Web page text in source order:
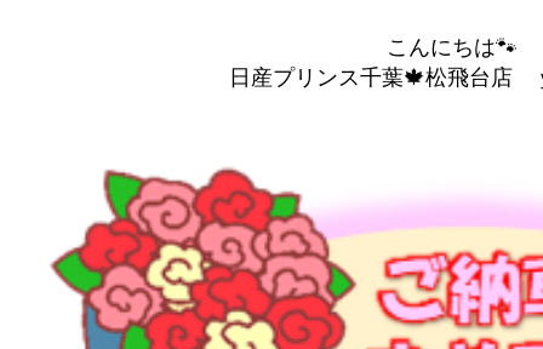
こんにちは🐾
日産プリンス千葉🍁松飛台店